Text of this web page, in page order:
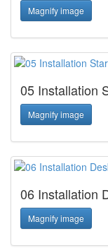
Magnify image
05 Installation
Magnify image
06 Installation
Magnify image